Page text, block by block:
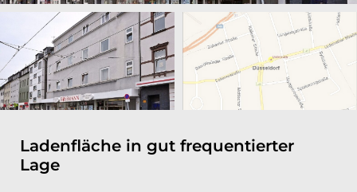
Ladenfläche in gut frequentierter
Lage